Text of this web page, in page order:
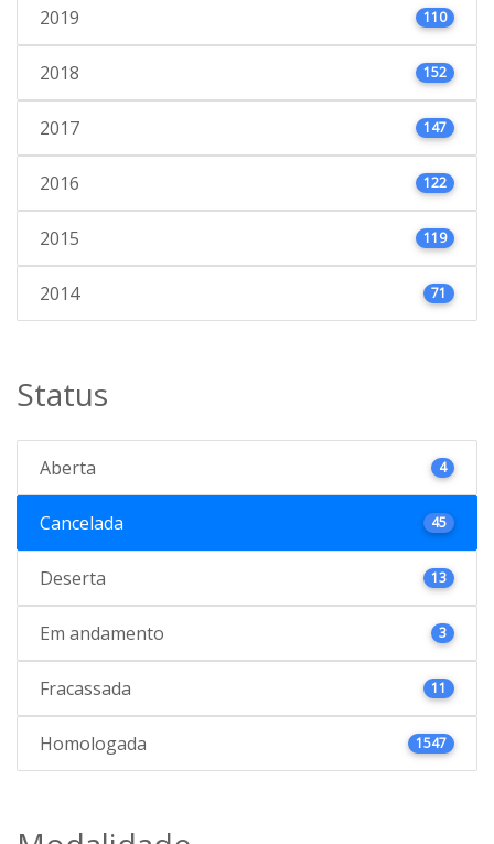
2019 110
2018 152
2017 147
2016 122
2015 119
2014 71
Status
Aberta 4
Cancelada 45
Deserta 13
Em andamento 3
Fracassada 11
Homologada 1547